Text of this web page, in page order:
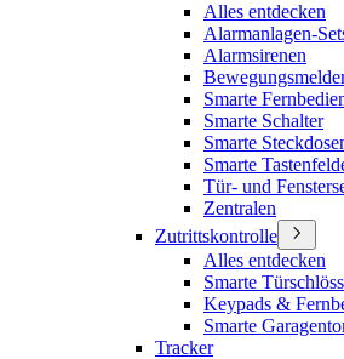
Alles entdecken
Alarmanlagen-
Alarmsirenen
Smarte
Smarte Schalter
Smarte
Smarte
Tür- und
Zentralen
Zutrittskontrolle
Alles entdecken
Smarte
Keypads &
Smarte
Tracker